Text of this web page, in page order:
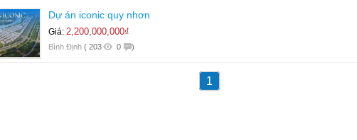
Dự án iconic quy nhơn
Giá: 2,200,000,000₫
Bình Định ( 203 0 )
1